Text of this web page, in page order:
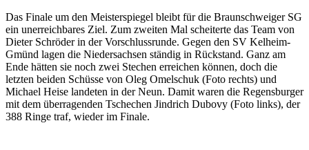
Das Finale um den Meisterspiegel bleibt für die Braunschweiger SG
ein unerreichbares Ziel. Zum zweiten Mal scheiterte das Team von
Dieter Schröder in der Vorschlussrunde. Gegen den SV Kelheim-
Gmünd lagen die Niedersachsen ständig in Rückstand. Ganz am
Ende hätten sie noch zwei Stechen erreichen können, doch die
letzten beiden Schüsse von Oleg Omelschuk (Foto rechts) und
Michael Heise landeten in der Neun. Damit waren die Regensburger
mit dem überragenden Tschechen Jindrich Dubovy (Foto links), der
388 Ringe traf, wieder im Finale.